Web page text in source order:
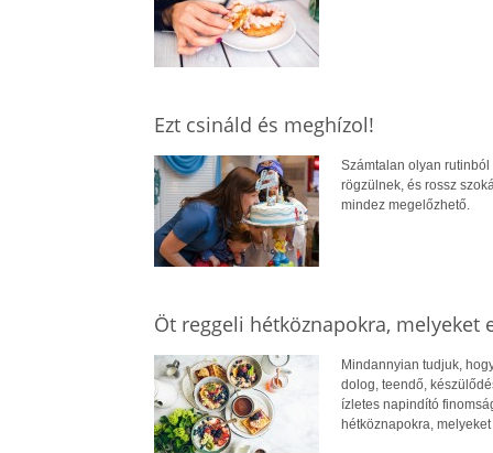
Ezt csináld és meghízol!
Számtalan olyan
rögzülnek, és rossz
mindez megelőzhető.
Öt reggeli hétköznapokra, melyeket
Mindannyian tudjuk,
dolog, teendő,
ízletes napindító
hétköznapokra,